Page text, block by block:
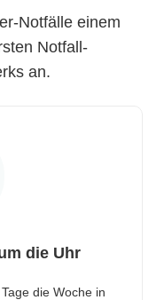
Notfälle einem
Notfall-
an.
die Uhr
die Woche in